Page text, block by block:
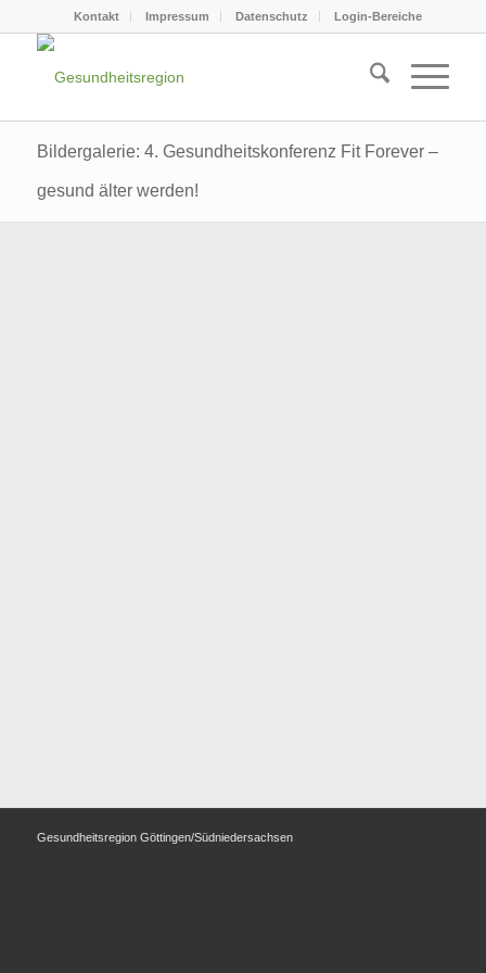
Kontakt Impressum Datenschutz Login-Bereiche
Bildergalerie: 4. Gesundheitskonferenz Fit Forever –
gesund älter werden!
Gesundheitsregion Göttingen/Südniedersachsen